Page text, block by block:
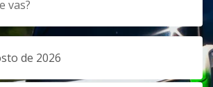
vas?